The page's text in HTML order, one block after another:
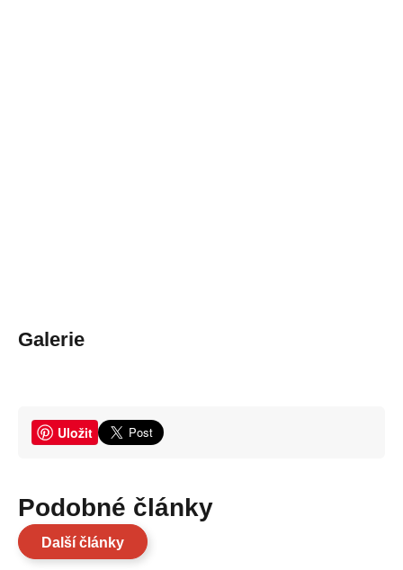
Galerie
Uložit
Podobné články
Další články